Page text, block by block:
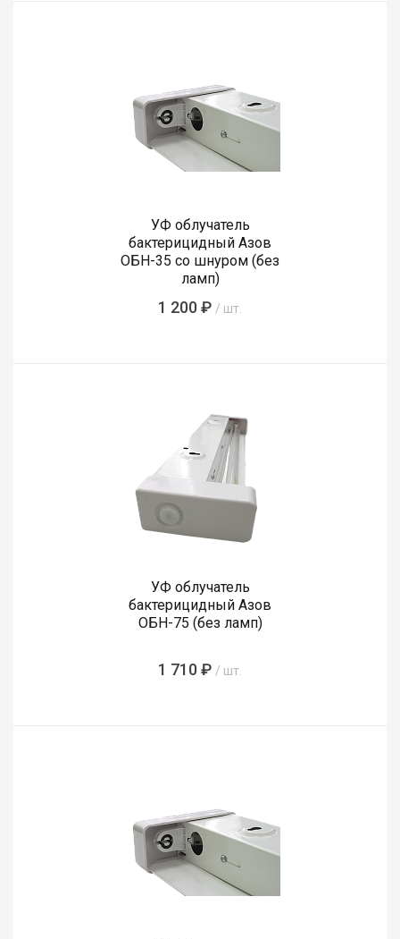
УФ облучатель
бактерицидный Азов
ОБН-35 со шнуром (без
ламп)
1 200 ₽ / шт.
УФ облучатель
бактерицидный Азов
ОБН-75 (без ламп)
1 710 ₽ / шт.